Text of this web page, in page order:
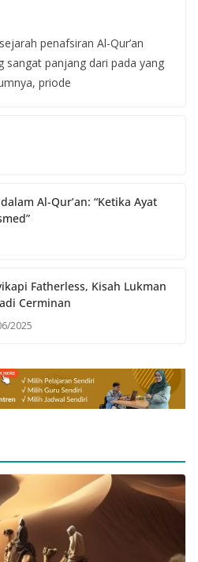
penafsiran Al-Qur’an
sangat panjang dari pada yang
priode
Al-Qur’an: “Ketika Ayat
Fatherless, Kisah Lukman
Cerminan
2025